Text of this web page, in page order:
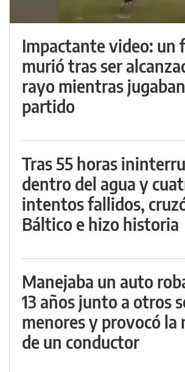
Impactante video: un
murió tras ser
rayo mientras
partido
Tras 55 horas
dentro del agua y
intentos fallidos,
Báltico e hizo historia
Manejaba un auto
13 años junto a otros
menores y provocó la
de un conductor